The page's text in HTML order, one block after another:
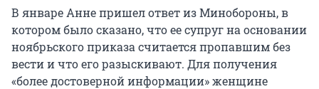
В январе Анне пришел ответ из Минобороны, в
котором было сказано, что ее супруг на основании
ноябрьского приказа считается пропавшим без
вести и что его разыскивают. Для получения
«более достоверной информации» женщине